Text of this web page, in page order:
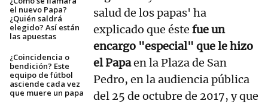
el nuevo Papa?
¿Quién saldrá
elegido? Así están
las apuestas
¿Coincidencia o
bendición? Este
equipo de fútbol
asciende cada vez
que muere un papa
salud de los papas' ha
explicado que éste fue un
encargo "especial" que le hizo
el Papaen la Plaza de San
Pedro, en la audiencia pública
del 25 de octubre de 2017, y que